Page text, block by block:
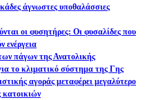
άγνωστες υποθαλάσσιες
οι φυσητήρες: Οι φυσαλίδες που
ενέργεια
πάγων της Ανατολικής
το κλιματικό σύστημα της Γης
αγοράς μεταφέρει μεγαλύτερο
κατοικιών